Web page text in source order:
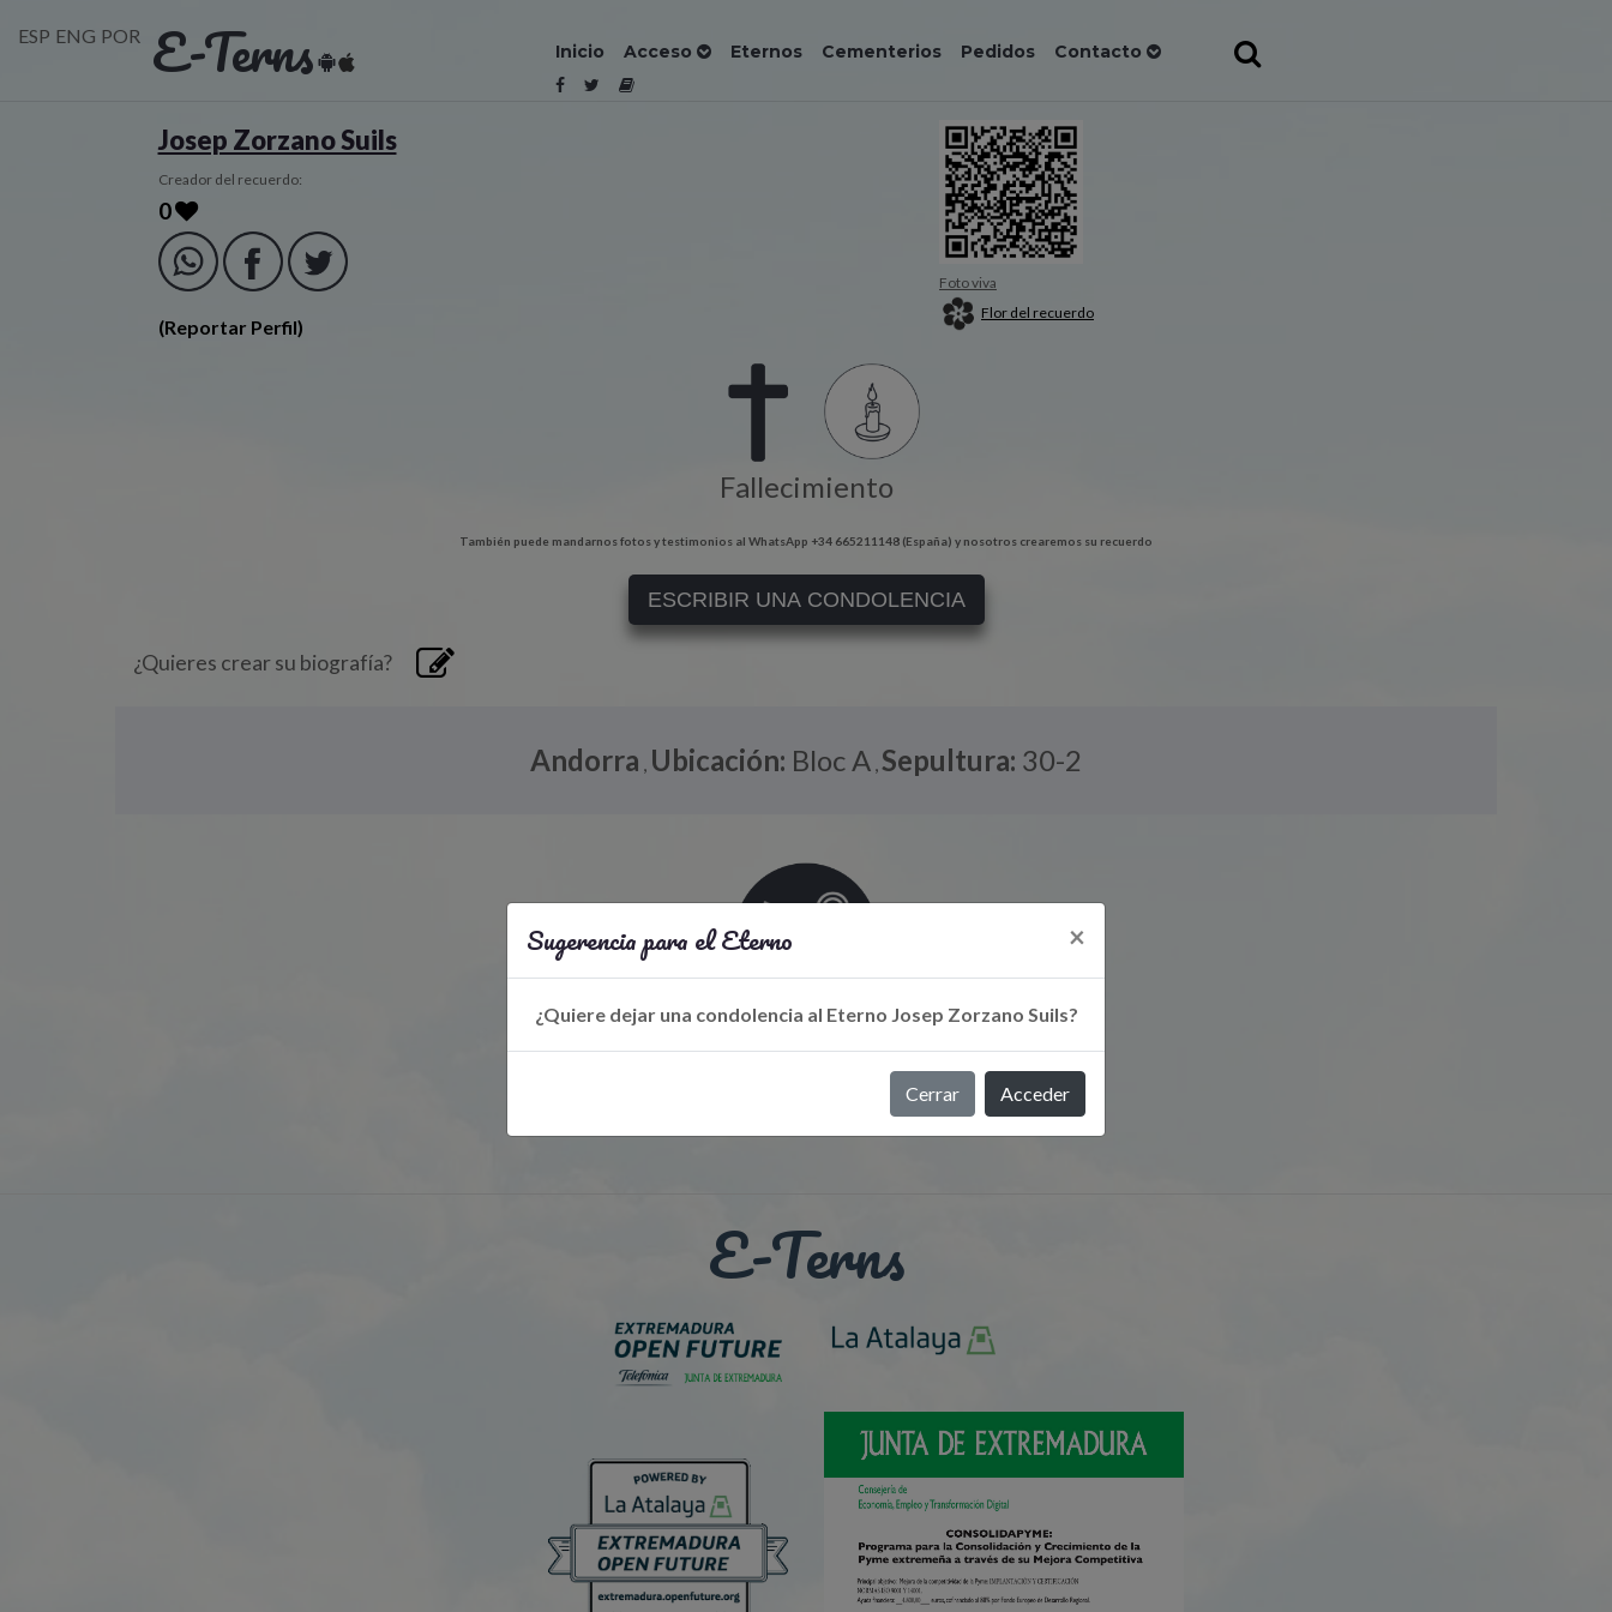
ESP ENG POR E-Terns Inicio Acceso Eternos Cementerios Pedidos Contacto
Josep Zorzano Suils
Creador del recuerdo:
0
(Reportar Perfil)
Foto viva
Flor del recuerdo
Fallecimiento
También puede mandarnos fotos y testimonios al WhatsApp +34 665211148 (España) y nosotros crearemos su recuerdo
ESCRIBIR UNA CONDOLENCIA
¿Quieres crear su biografía?
Andorra , Ubicación: Bloc A ,Sepultura: 30-2
Libro de Eterno
Sugerencia para el Eterno ×
¿Quiere dejar una condolencia al Eterno Josep Zorzano Suils?
Cerrar Acceder
E-Terns